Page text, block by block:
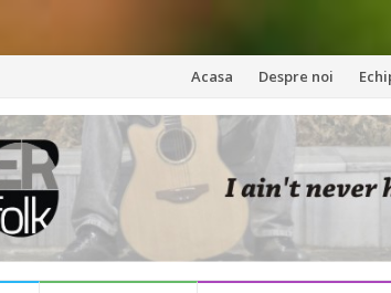
Skip
to
content
Acasa Despre noi